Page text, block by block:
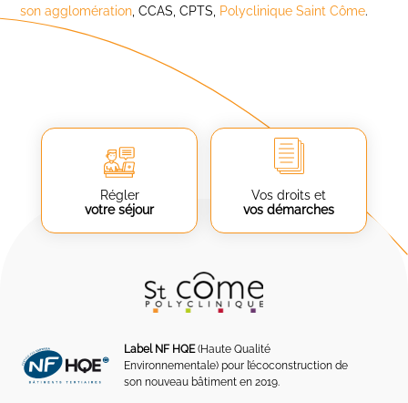
son agglomération , CCAS, CPTS, Polyclinique Saint Côme.
Régler
votre séjour
Vos droits et
vos démarches
Label NF HQE(Haute Qualité
Environnementale) pour l’écoconstruction de
son nouveau bâtiment en 2019.